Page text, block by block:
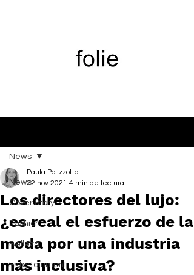
News
Cover Story
Fashion
Belleza
Entertainment
News
Los directores del lujo:
¿es real el esfuerzo de la
moda por una industria
más inclusiva?
Paula Polizzotto
22 nov 2021 4 min de lectura